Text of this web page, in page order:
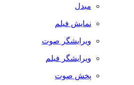
مبدل
نمایش فیلم
ویرایشگر صوت
ویرایشگر فیلم
پخش صوت